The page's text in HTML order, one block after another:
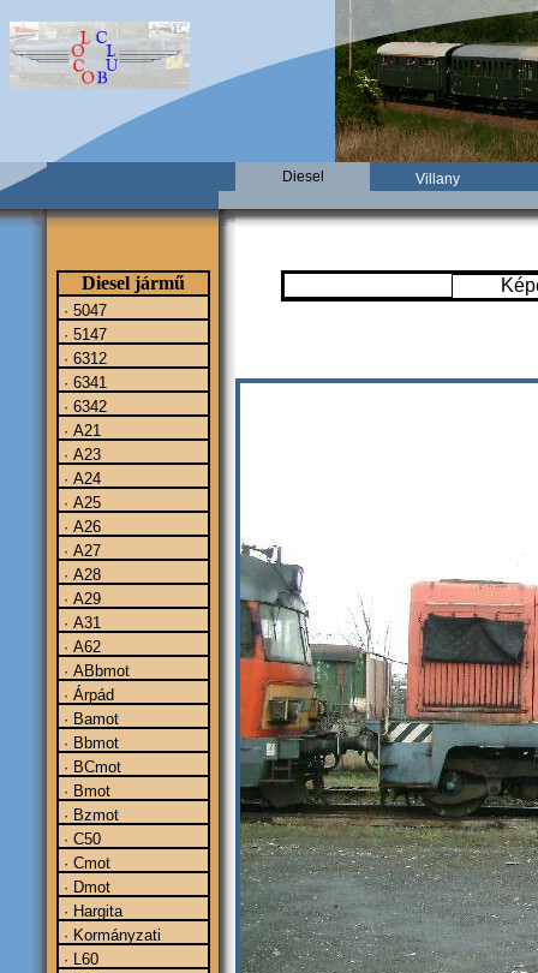
Diesel Villany
Diesel jármű
· 5047
· 5147
· 6312
· 6341
· 6342
· A21
· A23
· A24
· A25
· A26
· A27
· A28
· A29
· A31
· A62
· ABbmot
· Árpád
· Bamot
· Bbmot
· BCmot
· Bmot
· Bzmot
· C50
· Cmot
· Dmot
· Hargita
· Kormányzati
· L60